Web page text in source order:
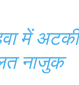
में अटकी
नाजुक